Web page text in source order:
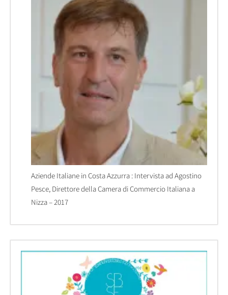
Aziende Italiane in Costa Azzurra : Intervista ad Agostino
Pesce, Direttore della Camera di Commercio Italiana a
Nizza – 2017